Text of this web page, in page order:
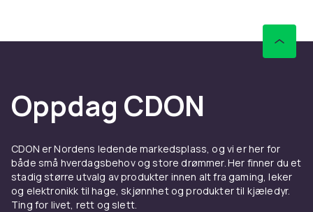
Oppdag CDON
CDON er Nordens ledende markedsplass, og vi er her for
både små hverdagsbehov og store drømmer. Her finner du et
stadig større utvalg av produkter innen alt fra gaming, leker
og elektronikk til hage, skjønnhet og produkter til kjæledyr.
Ting for livet, rett og slett.